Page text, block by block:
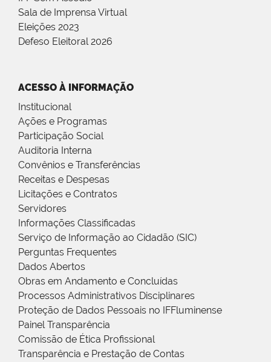
Sala de Imprensa Virtual
Eleições 2023
Defeso Eleitoral 2026
ACESSO À INFORMAÇÃO
Institucional
Ações e Programas
Participação Social
Auditoria Interna
Convênios e Transferências
Receitas e Despesas
Licitações e Contratos
Servidores
Informações Classificadas
Serviço de Informação ao Cidadão (SIC)
Perguntas Frequentes
Dados Abertos
Obras em Andamento e Concluídas
Processos Administrativos Disciplinares
Proteção de Dados Pessoais no IFFluminense
Painel Transparência
Comissão de Ética Profissional
Transparência e Prestação de Contas